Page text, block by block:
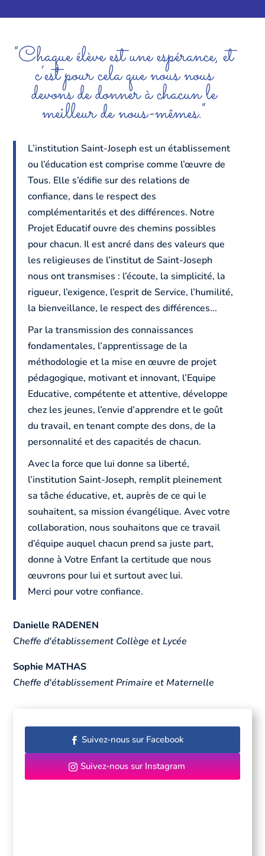
"Chaque élève est une espérance, et
c’est pour cela que nous nous
devons de donner à chacun le
meilleur de nous-mêmes."
L’institution Saint-Joseph est un établissement
ou l’éducation est comprise comme l’œuvre de
Tous. Elle s’édifie sur des relations de
confiance, dans le respect des
complémentarités et des différences. Notre
Projet Educatif ouvre des chemins possibles
pour chacun. Il est ancré dans des valeurs que
les religieuses de l’institut de Saint-Joseph
nous ont transmises : l’écoute, la simplicité, la
rigueur, l’exigence, l’esprit de Service, l’humilité,
la bienveillance, le respect des différences...
Par la transmission des connaissances
fondamentales, l’apprentissage de la
méthodologie et la mise en œuvre de projet
pédagogique, motivant et innovant, l’Equipe
Educative, compétente et attentive, développe
chez les jeunes, l’envie d’apprendre et le goût
du travail, en tenant compte des dons, de la
personnalité et des capacités de chacun.
Avec la force que lui donne sa liberté,
l’institution Saint-Joseph, remplit pleinement
sa tâche éducative, et, auprès de ce qui le
souhaitent, sa mission évangélique. Avec votre
collaboration, nous souhaitons que ce travail
d’équipe auquel chacun prend sa juste part,
donne à Votre Enfant la certitude que nous
œuvrons pour lui et surtout avec lui.
Merci pour votre confiance.
Danielle RADENEN
Cheffe d'établissement Collège et Lycée
Sophie MATHAS
Cheffe d'établissement Primaire et Maternelle
Suivez-nous sur Facebook
Suivez-nous sur Instagram